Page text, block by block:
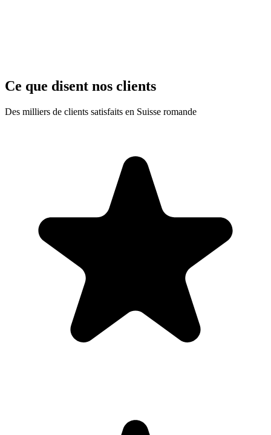
Ce que disent nos clients
Des milliers de clients satisfaits en Suisse romande